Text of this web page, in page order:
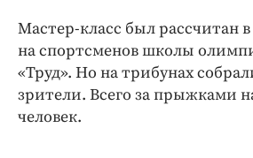
Мастер-класс был рассчитан
на спортсменов школы
«Труд». Но на трибунах
зрители. Всего за прыжками
человек.